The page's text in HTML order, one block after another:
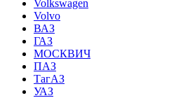
Volkswagen
Volvo
ВАЗ
ГАЗ
МОСКВИЧ
ПАЗ
ТагАЗ
УАЗ